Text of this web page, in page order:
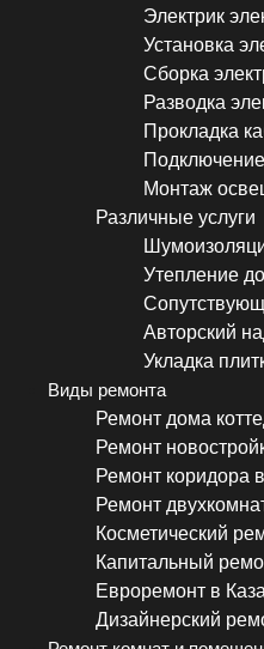
Электрик
Установка
Сборка
Разводка
Прокладка
Монтаж
Различные услуги
Утепление
Авторский
Укладка
Виды ремонта
Ремонт дома
Ремонт
Ремонт коридора
Ремонт
Косметический
Капитальный
Евроремонт в
Дизайнерский